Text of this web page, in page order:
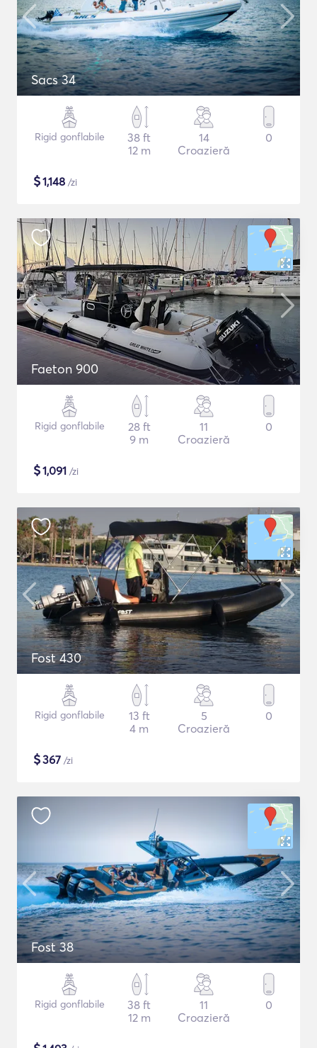
Sacs 34
Rigid gonflabile
38 ft
12 m
14
Croazieră
0
$1,148 /zi
Faeton 900
Rigid gonflabile
28 ft
9 m
11
Croazieră
0
$1,091 /zi
Fost 430
Rigid gonflabile
13 ft
4 m
5
Croazieră
0
$367 /zi
Fost 38
Rigid gonflabile
38 ft
12 m
11
Croazieră
0